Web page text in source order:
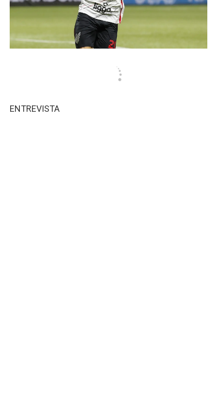
ENTREVISTA